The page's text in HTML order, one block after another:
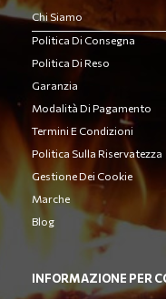
Chi Siamo
Politica Di Consegna
Politica Di Reso
Garanzia
Modalità Di Pagamento
Termini E Condizioni
Politica Sulla Riservatezza
Gestione Dei Cookie
Marche
Blog
INFORMAZIONE PER